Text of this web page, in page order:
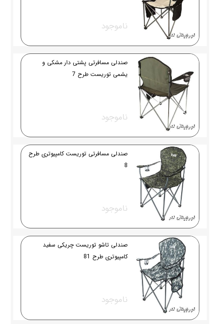
ناموجود
صندلی مسافرتی پشتی دار مشکی و
یشمی توریست طرح 7
ناموجود
صندلی مسافرتی توریست کامپیوتری طرح
8
ناموجود
صندلی تاشو توریست چریکی سفید
کامپیوتری طرح 81
ناموجود